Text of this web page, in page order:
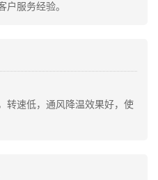
户服务经验。
转速低，通风降温效果好，使